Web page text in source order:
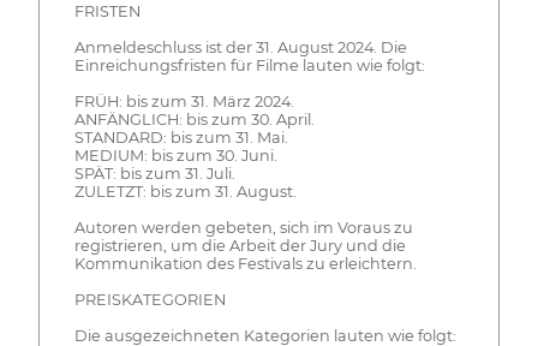
FRISTEN
Anmeldeschluss ist der 31. August 2024. Die
Einreichungsfristen für Filme lauten wie folgt:
FRÜH: bis zum 31. März 2024.
ANFÄNGLICH: bis zum 30. April.
STANDARD: bis zum 31. Mai.
MEDIUM: bis zum 30. Juni.
SPÄT: bis zum 31. Juli.
ZULETZT: bis zum 31. August.
Autoren werden gebeten, sich im Voraus zu
registrieren, um die Arbeit der Jury und die
Kommunikation des Festivals zu erleichtern.
PREISKATEGORIEN
Die ausgezeichneten Kategorien lauten wie folgt: